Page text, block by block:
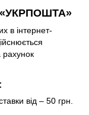
«УКРПОШТА»
в інтернет-
від – 50 грн.